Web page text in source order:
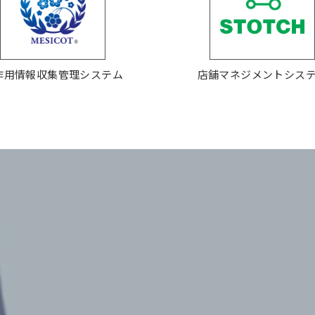
用情報収集管理システム 店舗マネジメントシス